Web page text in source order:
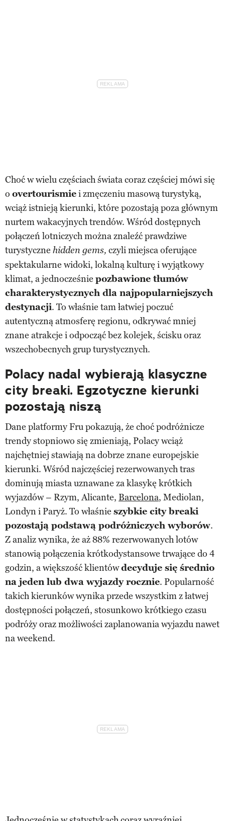
Choć w wielu częściach świata coraz częściej mówi się
o overtourismiei zmęczeniu masową turystyką,
wciąż istnieją kierunki, które pozostają poza głównym
nurtem wakacyjnych trendów. Wśród dostępnych
połączeń lotniczych można znaleźć prawdziwe
turystyczne hidden gems, czyli miejsca oferujące
spektakularne widoki, lokalną kulturę i wyjątkowy
klimat, a jednocześnie pozbawione tłumów
charakterystycznych dla najpopularniejszych
destynacji. To właśnie tam łatwiej poczuć
autentyczną atmosferę regionu, odkrywać mniej
znane atrakcje i odpocząć bez kolejek, ścisku oraz
wszechobecnych grup turystycznych.
Polacy nadal wybierają klasyczne
city breaki. Egzotyczne kierunki
pozostają niszą
Dane platformy Fru pokazują, że choć podróżnicze
trendy stopniowo się zmieniają, Polacy wciąż
najchętniej stawiają na dobrze znane europejskie
kierunki. Wśród najczęściej rezerwowanych tras
dominują miasta uznawane za klasykę krótkich
wyjazdów – Rzym, Alicante, Barcelona, Mediolan,
Londyn i Paryż. To właśnie szybkie city breaki
pozostają podstawą podróżniczych wyborów.
Z analiz wynika, że aż 88% rezerwowanych lotów
stanowią połączenia krótkodystansowe trwające do 4
godzin, a większość klientówdecyduje się średnio
na jeden lub dwa wyjazdy rocznie. Popularność
takich kierunków wynika przede wszystkim z łatwej
dostępności połączeń, stosunkowo krótkiego czasu
podróży oraz możliwości zaplanowania wyjazdu nawet
na weekend.